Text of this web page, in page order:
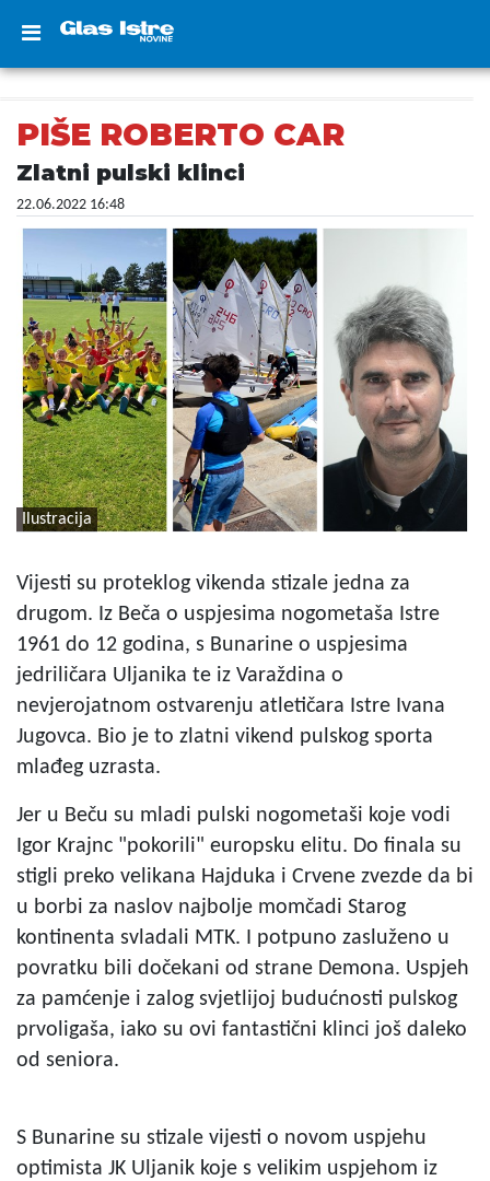
PIŠE ROBERTO CAR
Zlatni pulski klinci
22.06.2022 16:48
Ilustracija
Vijesti su proteklog vikenda stizale jedna za
drugom. Iz Beča o uspjesima nogometaša Istre
1961 do 12 godina, s Bunarine o uspjesima
jedriličara Uljanika te iz Varaždina o
nevjerojatnom ostvarenju atletičara Istre Ivana
Jugovca. Bio je to zlatni vikend pulskog sporta
mlađeg uzrasta.
Jer u Beču su mladi pulski nogometaši koje vodi
Igor Krajnc "pokorili" europsku elitu. Do finala su
stigli preko velikana Hajduka i Crvene zvezde da bi
u borbi za naslov najbolje momčadi Starog
kontinenta svladali MTK. I potpuno zasluženo u
povratku bili dočekani od strane Demona. Uspjeh
za pamćenje i zalog svjetlijoj budućnosti pulskog
prvoligaša, iako su ovi fantastični klinci još daleko
od seniora.
S Bunarine su stizale vijesti o novom uspjehu
optimista JK Uljanik koje s velikim uspjehom iz